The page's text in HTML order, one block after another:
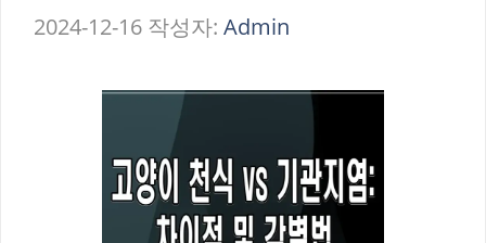
2024-12-16 작성자: Admin